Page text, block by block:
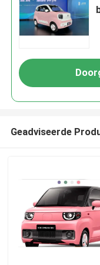
Geadviseerde